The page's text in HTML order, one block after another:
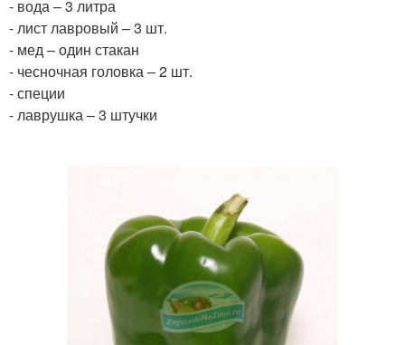
- вода – 3 литра
- лист лавровый – 3 шт.
- мед – один стакан
- чесночная головка – 2 шт.
- специи
- лаврушка – 3 штучки